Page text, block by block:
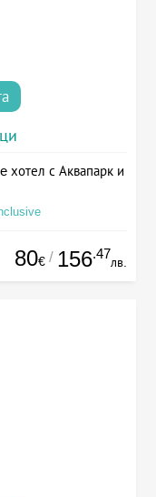
хотел с Аквапарк и
80€ / 156.47
лв.